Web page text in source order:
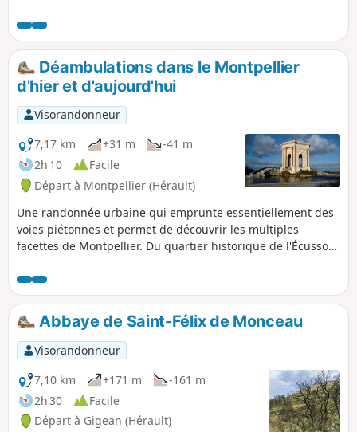
imprenable sur les étangs et la mer au loin. Cette
randonnée s'effectue sur de belles pistes souvent bordées
de pins et de chênes verts. Cette randonnée est susceptible
d'être interdite en fonction du niveau de risque des
incendies. Pensez à consulter la carte.
Déambulations dans le Montpellier
d'hier et d'aujourd'hui
Visorandonneur
7,17 km
+31 m
-41 m
2h 10
Facile
Départ à Montpellier (Hérault)
Une randonnée urbaine qui emprunte essentiellement des
voies piétonnes et permet de découvrir les multiples
facettes de Montpellier. Du quartier historique de l'Écusson,
Antigone, à l'architecture ambitieuse, on va à la rencontre
d'un patrimoine riche et contrasté.
Abbaye de Saint-Félix de Monceau
Visorandonneur
7,10 km
+171 m
-161 m
2h 30
Facile
Départ à Gigean (Hérault)